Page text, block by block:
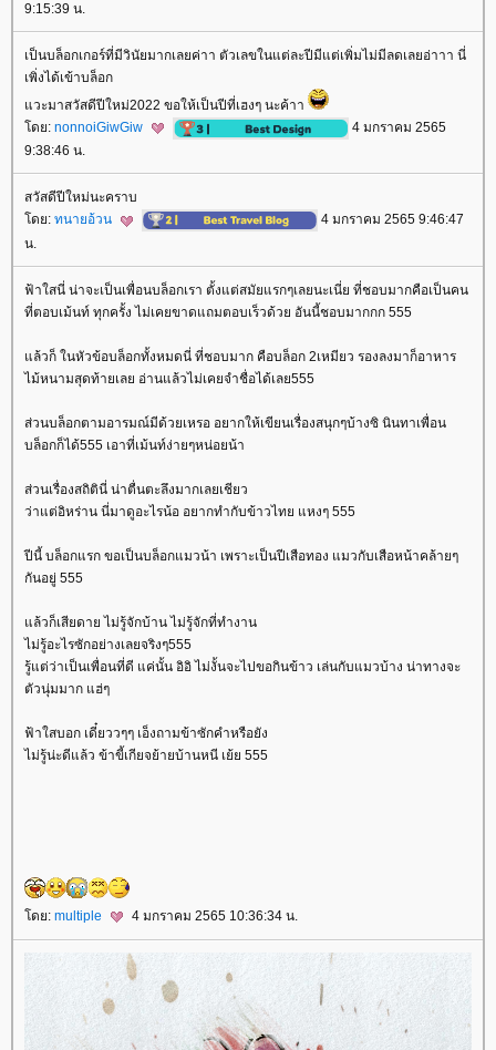
9:15:39 น.
เป็นบล็อกเกอร์ที่มีวินัยมากเลยค่าา ตัวเลขในแต่ละปีมีแต่เพิ่มไม่มีลดเลยอ่าาา นี่
เพิ่งได้เข้าบล็อก
วะมาสวัสดีปีใหม่2022 ขอให้เป็นปีที่เฮงๆ นะค้าา
ดย: nonnoiGiwGiw
4 มกราคม 2565
9:38:46 น.
สวัสดีปีใหม่นะคราบ
ดย: ทนายอ้วน
4 มกราคม 2565 9:46:47
น.
ฟ้าใสนี่ น่าจะเป็นเพื่อนบล็อกเรา ตั้งแต่สมัยแรกๆเลยนะเนี่ย ที่ชอบมากคือเป็นคน
ที่ตอบเม้นท์ ทุกครั้ง ไม่เคยขาดแถมตอบเร็วด้วย อันนี้ชอบมากกก 555
ล้วก็ ในหัวข้อบล็อกทั้งหมดนี่ ที่ชอบมาก คือบล็อก 2เหมียว รองลงมาก็อาหาร
ไม้หนามสุดท้ายเลย อ่านแล้วไม่เคยจำชื่อได้เลย555
ส่วนบล็อกตามอารมณ์มีด้วยเหรอ อยากให้เขียนเรื่องสนุกๆบ้างซิ นินทาเพื่อน
บล็อกก็ได้555 เอาที่เม้นท์ง่ายๆหน่อยน้า
ส่วนเรื่องสถิตินี่ น่าตื่นตะลึงมากเลยเชียว
ว่าแต่อิหร่าน นี่มาดูอะไรน้อ อยากทำกับข้าวไทย แหงๆ 555
ปีนี้ บล็อกแรก ขอเป็นบล็อกแมวน้า เพราะเป็นปีเสือทอง แมวกับเสือหน้าคล้ายๆ
กันอยู่ 555
ล้วก็เสียดาย ไม่รู้จักบ้าน ไม่รู้จักที่ทำงาน
ไม่รู้อะไรซักอย่างเลยจริงๆ555
รู้แต่ว่าเป็นเพื่อนที่ดี แค่นั้น อิอิ ไม่งั้นจะไปขอกินข้าว เล่นกับแมวบ้าง น่าทางจะ
ตัวนุ่มมาก แฮ่ๆ
ฟ้าใสบอก เดี๋ยววๆๆ เอ็งถามข้าซักคำหรือยัง
ไม่รู้น่ะดีแล้ว ข้าขี้เกียจย้ายบ้านหนี เย้ย 555
ดย: multiple 4 มกราคม 2565 10:36:34 น.